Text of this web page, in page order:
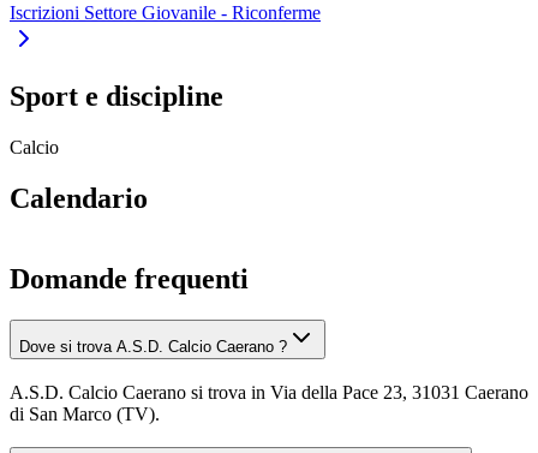
Iscrizioni Settore Giovanile - Riconferme
Sport e discipline
Calcio
Calendario
Domande frequenti
Dove si trova A.S.D. Calcio Caerano ?
A.S.D. Calcio Caerano si trova in Via della Pace 23, 31031 Caerano
di San Marco (TV).